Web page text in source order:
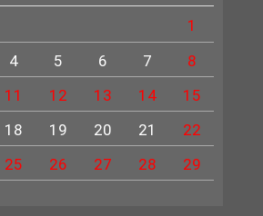
1
4 5 6 7
8
11 12 13 14
15
18 19 20 21
22
25 26 27 28
29